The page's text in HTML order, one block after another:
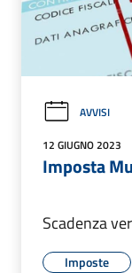
AVVISI
12 GIUGNO 2023
Imposta
Scadenza
Imposte